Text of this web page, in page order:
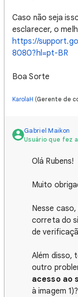
Caso não seja
esclarecer, o
https://
8080?hl=pt-BR
Boa Sorte
KarolaH (Gerente de
Gabriel Maikon
Usuário que fez
Olá Rubens!
Muito
Nesse
correta do
de
Além disso,
outro
acesso ao
à imagem